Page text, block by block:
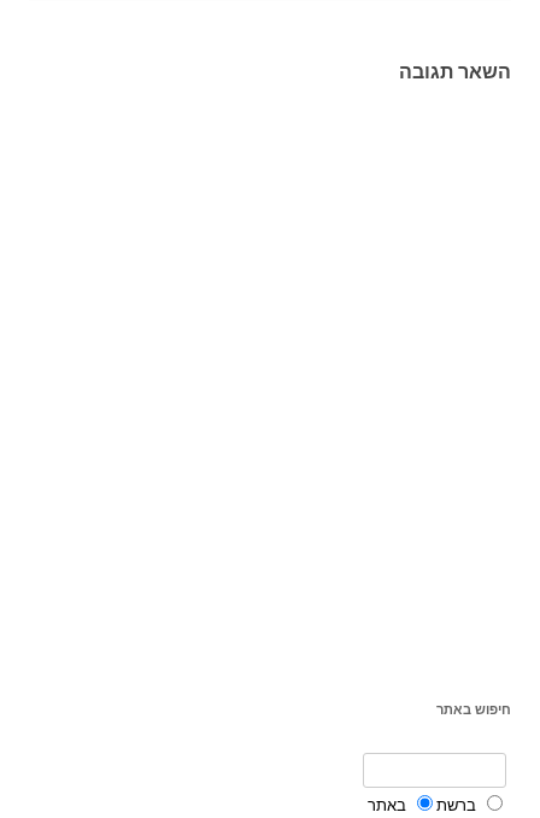
השאר תגובה
חיפוש באתר
ברשת באתר